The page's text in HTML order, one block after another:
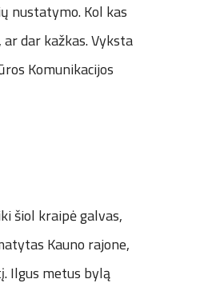
nustatymo. Kol kas
dar kažkas. Vyksta
Komunikacijos
šiol kraipė galvas,
Kauno rajone,
Ilgus metus bylą